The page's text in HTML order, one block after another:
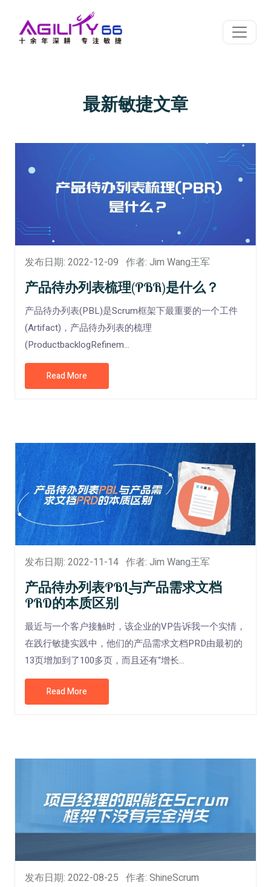
最新敏捷文章
发布日期: 2022-12-09 作者: Jim Wang王军
产品待办列表梳理(PBR)是什么？
产品待办列表(PBL)是Scrum框架下最重要的一个工件
(Artifact)，产品待办列表的梳理
(ProductbacklogRefinem...
Read More
发布日期: 2022-11-14 作者: Jim Wang王军
产品待办列表PBL与产品需求文档
PRD的本质区别
最近与一个客户接触时，该企业的VP告诉我一个实情，
在践行敏捷实践中，他们的产品需求文档PRD由最初的
13页增加到了100多页，而且还有“增长...
Read More
发布日期: 2022-08-25 作者: ShineScrum